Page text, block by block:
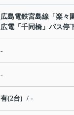
広島電鉄宮島線 「 楽々
広電「千同橋」バス
-
-
有(2台) / -